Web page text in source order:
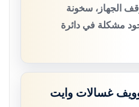
الجهاز، سخونة
مشكلة في دائرة
غسالات وايت